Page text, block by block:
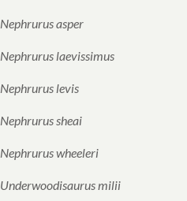
Nephrurus asper
Nephrurus laevissimus
Nephrurus levis
Nephrurus sheai
Nephrurus wheeleri
Underwoodisaurus milii